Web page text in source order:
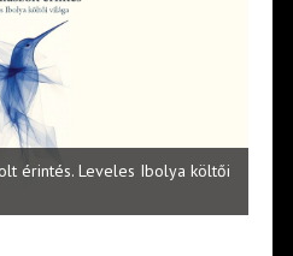
érintés. Leveles Ibolya költői